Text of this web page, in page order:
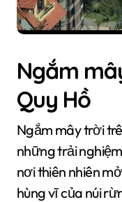
Ngắm
Quy Hồ
Ngắm mây trời
những trải
nơi thiên nhiên
hùng vĩ của núi